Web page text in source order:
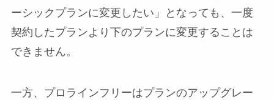
ーシックプランに変更したい」となっても、一度
契約したプランより下のプランに変更することは
できません。
一方、プロラインフリーはプランのアップグレー